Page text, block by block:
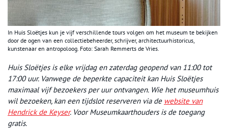
In Huis Sloëtjes kun je vijf verschillende tours volgen om het museum te bekijken
door de ogen van een collectiebeheerder, schrijver, architectuurhistoricus,
kunstenaar en antropoloog. Foto: Sarah Remmerts de Vries.
Huis Sloëtjes is elke vrijdag en zaterdag geopend van 11:00 tot
17:00 uur. Vanwege de beperkte capaciteit kan Huis Sloëtjes
maximaal vijf bezoekers per uur ontvangen. Wie het museumhuis
wil bezoeken, kan een tijdslot reserveren via de website van
Hendrick de Keyser. Voor Museumkaarthouders is de toegang
gratis.